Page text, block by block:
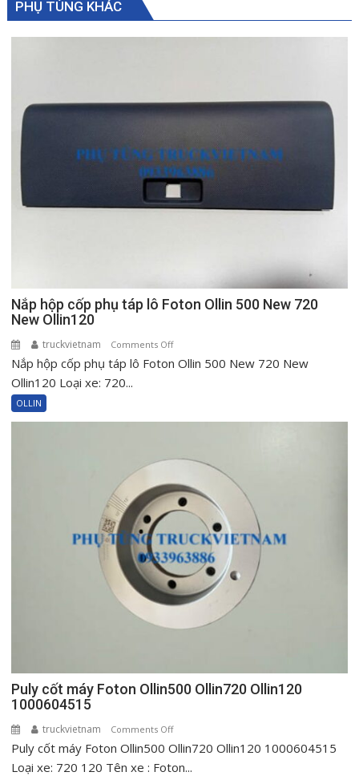
PHỤ TÙNG KHÁC
Nắp hộp cốp phụ táp lô Foton Ollin 500 New 720
New Ollin120
truckvietnam Comments Offon
Nắp
Ollin
500
720
New
Ollin120
Nắp hộp cốp phụ táp lô Foton Ollin 500 New 720 New
Ollin120 Loại xe: 720...
OLLIN
Puly cốt máy Foton Ollin500 Ollin720 Ollin120
1000604515
truckvietnam Comments Offon
Puly
cốt
Puly cốt máy Foton Ollin500 Ollin720 Ollin120 1000604515
Loại xe: 720 120 Tên xe : Foton...